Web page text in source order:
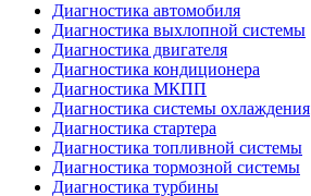
Диагностика автомобиля
Диагностика выхлопной системы
Диагностика двигателя
Диагностика кондиционера
Диагностика МКПП
Диагностика системы охлаждения
Диагностика стартера
Диагностика топливной системы
Диагностика тормозной системы
Диагностика турбины